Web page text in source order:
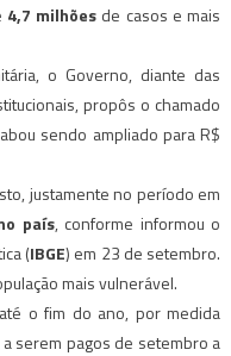
4,7 milhões de casos e mais
o Governo, diante das
propôs o chamado
sendo ampliado para R$
justamente no período em
país, conforme informou o
(IBGE) em 23 de setembro.
mais vulnerável.
o fim do ano, por medida
serem pagos de setembro a